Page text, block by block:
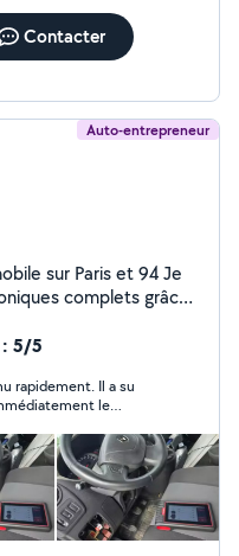
Contacter
Auto-entrepreneur
sur Paris et 94 Je
complets grâce
de tous les
avec rapport PDF
up avant achat,
Numéro :
: 5/5
rapidement. Il a su
le
vivement !